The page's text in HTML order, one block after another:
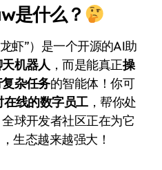
是什么？
虾”）是一个开源的AI助
机器人 ，而是能真正操
杂任务的智能体！你可
在线的数字员工，帮你处
球开发者社区正在为它
生态越来越强大！